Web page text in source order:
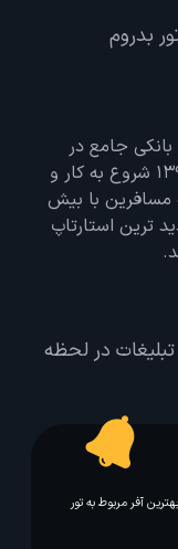
بدروم
جامع در
تمامی زمینه های گردشگری در سال 1391 شروع به کار و
به مسافرین با بیش
ترین استارتاپ
تبلیغات در لحظه
آفر مربوط به تور